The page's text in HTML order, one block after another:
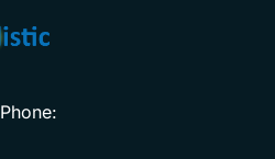
Phone: